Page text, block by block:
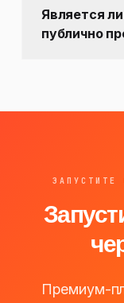
Является
публично
ЗАПУСТИТЕ
Премиум-